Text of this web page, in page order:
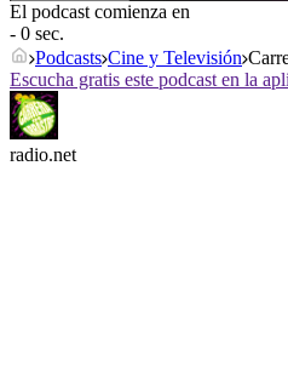
El podcast comienza en
- 0 sec.
Podcasts Cine y Televisión
Escucha gratis este podcast en la
radio.net